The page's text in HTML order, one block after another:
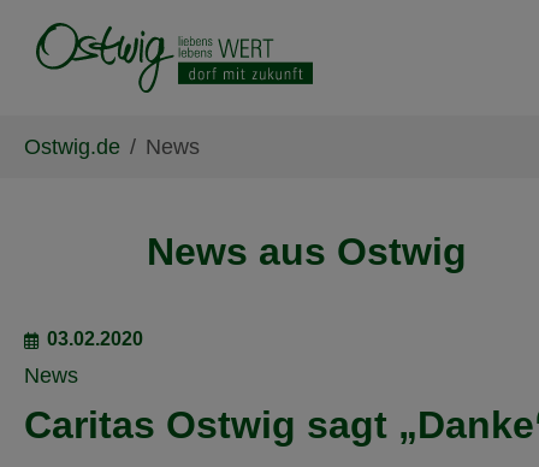
Ostwig.de News
News aus Ostwig
03.02.2020
News
Caritas Ostwig sagt